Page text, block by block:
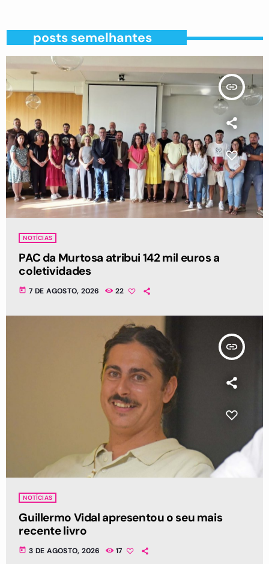
posts semelhantes
insert_link
NOTÍCIAS
PAC da Murtosa atribui 142 mil euros a
coletividades
today 7 DE AGOSTO, 2026 22
insert_link
NOTÍCIAS
Guillermo Vidal apresentou o seu mais
recente livro
today 3 DE AGOSTO, 2026 17